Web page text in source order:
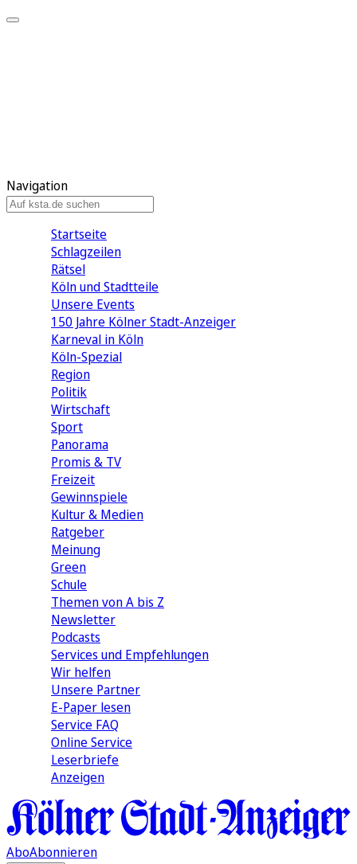
Navigation
Startseite
Schlagzeilen
Rätsel
Köln und Stadtteile
Unsere Events
150 Jahre Kölner Stadt-Anzeiger
Karneval in Köln
Köln-Spezial
Region
Politik
Wirtschaft
Sport
Panorama
Promis & TV
Freizeit
Gewinnspiele
Kultur & Medien
Ratgeber
Meinung
Green
Schule
Themen von A bis Z
Newsletter
Podcasts
Services und Empfehlungen
Wir helfen
Unsere Partner
E-Paper lesen
Service FAQ
Online Service
Leserbriefe
Anzeigen
AboAbonnieren